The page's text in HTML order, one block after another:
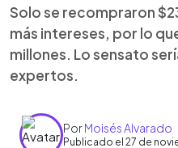
Solo se recompraron
más intereses, por lo
millones. Lo sensato
expertos.
PorMoisés Alvarado
Publicado el 27 de